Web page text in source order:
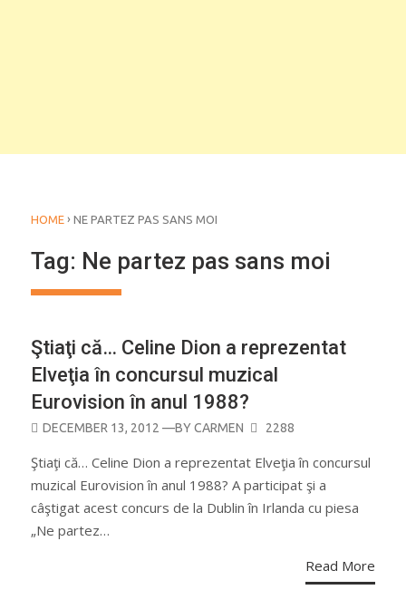
HOME › NE PARTEZ PAS SANS MOI
Tag: Ne partez pas sans moi
Ştiaţi că… Celine Dion a reprezentat
Elveţia în concursul muzical
Eurovision în anul 1988?
POSTED
DECEMBER 13, 2012 —BYCARMEN 2288
Ştiaţi că… Celine Dion a reprezentat Elveţia în concursul
muzical Eurovision în anul 1988? A participat şi a
câştigat acest concurs de la Dublin în Irlanda cu piesa
„Ne partez…
Read More